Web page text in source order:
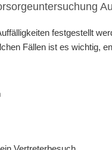
festgestellt
Fällen ist es wichtig,